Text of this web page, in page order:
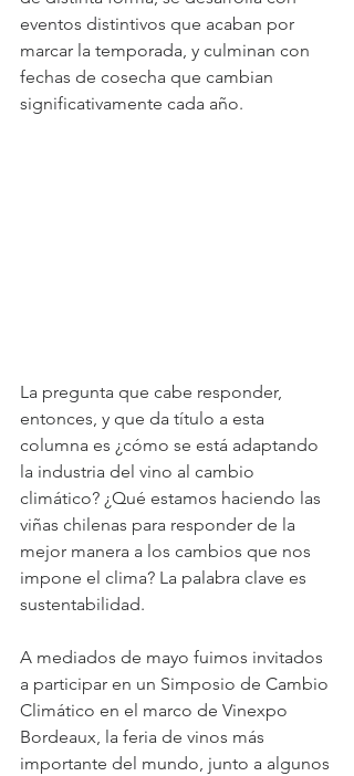
eventos distintivos que acaban por
marcar la temporada, y culminan con
fechas de cosecha que cambian
significativamente cada año.
La pregunta que cabe responder,
entonces, y que da título a esta
columna es ¿cómo se está adaptando
la industria del vino al cambio
climático? ¿Qué estamos haciendo las
viñas chilenas para responder de la
mejor manera a los cambios que nos
impone el clima? La palabra clave es
sustentabilidad.
A mediados de mayo fuimos invitados
a participar en un Simposio de Cambio
Climático en el marco de Vinexpo
Bordeaux, la feria de vinos más
importante del mundo, junto a algunos